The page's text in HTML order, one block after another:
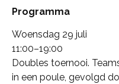
Programma
Woensdag 29 juli
11:00–19:00
Doubles toernooi.
in een poule, gevolgd